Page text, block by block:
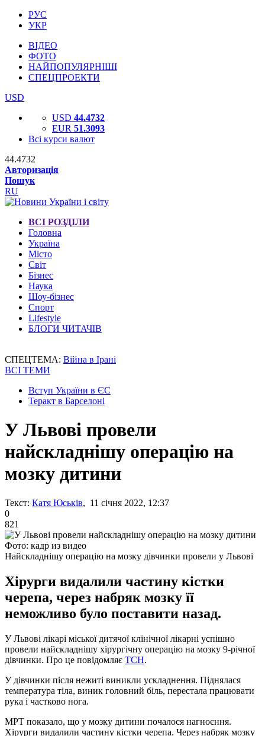
РУС
УКР
ВІДЕО
ФОТО
НАЙПОПУЛЯРНІШІ
СПЕЦПРОЕКТИ
USD
USD 44.4732
EUR 51.3093
Всі курси валют
44.4732
Авторизація
Пошук
RU
ВСІ РОЗДІЛИ
Головна
Україна
Місто
Світ
Бізнес
Наука
Шоу-бізнес
Спорт
Lifestyle
БЛОГИ ЧИТАЧІВ
СПЕЦТЕМА: Війна в Ірані
ВСІ ТЕМИ
Вступ України в ЄС
Теракт в Барселоні
У Львові провели
найскладнішу операцію на
мозку дитини
Текст: Катя Юськів, 11 січня 2022, 12:37
0
821
Фото: кадр из видео
Найскладнішу операцію на мозку дівчинки провели у Львові
Хірурги видалили частину кістки
черепа, через набряк мозку її
неможливо було поставити назад.
У Львові лікарі міської дитячої клінічної лікарні успішно
провели найскладнішу хірургічну операцію на мозку 9-річної
дівчинки. Про це повідомляє ТСН.
У дівчинки після нежиті виникли ускладнення. Піднялася
температура тіла, виник головний біль, перестала працювати
рука і частково нога.
МРТ показало, що у мозку дитини почалося нагноєння.
Хірурги видалили частину кістки черепа. Через набряк мозку